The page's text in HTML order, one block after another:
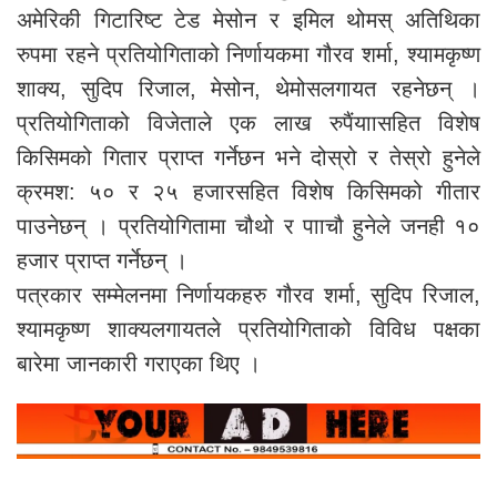
अमेरिकी गिटारिष्ट टेड मेसोन र इमिल थोमस् अतिथिका
रुपमा रहने प्रतियोगिताको निर्णायकमा गौरव शर्मा, श्यामकृष्ण
शाक्य, सुदिप रिजाल, मेसोन, थेमोसलगायत रहनेछन् ।
प्रतियोगिताको विजेताले एक लाख रुपैंयाासहित विशेष
किसिमको गितार प्राप्त गर्नेछन भने दोस्रो र तेस्रो हुनेले
क्रमश: ५० र २५ हजारसहित विशेष किसिमको गीतार
पाउनेछन् । प्रतियोगितामा चौथो र पााचौ हुनेले जनही १०
हजार प्राप्त गर्नेछन् ।
पत्रकार सम्मेलनमा निर्णायकहरु गौरव शर्मा, सुदिप रिजाल,
श्यामकृष्ण शाक्यलगायतले प्रतियोगिताको विविध पक्षका
बारेमा जानकारी गराएका थिए ।